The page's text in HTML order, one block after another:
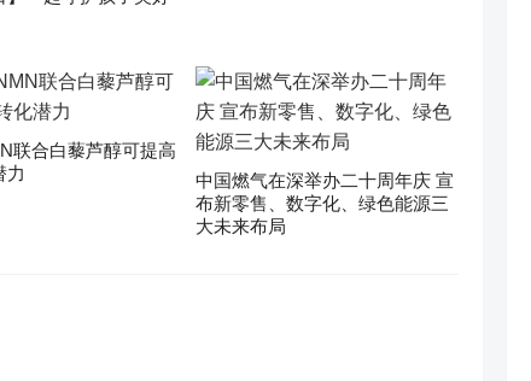
联合白藜芦醇可提高
力
中国燃气在深举办二十周年庆 宣
布新零售、数字化、绿色能源三
大未来布局